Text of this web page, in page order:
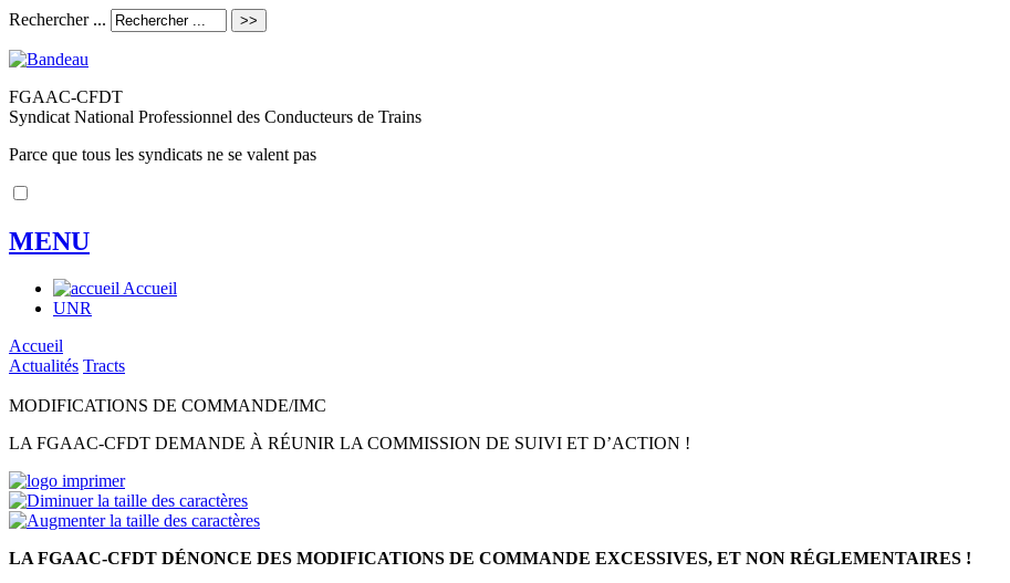
Rechercher ...
FGAAC-CFDT
Syndicat National Professionnel des Conducteurs de Trains
Parce que tous les syndicats ne se valent pas
MENU
Accueil
UNR
Accueil
Actualités Tracts
MODIFICATIONS DE COMMANDE/IMC
LA FGAAC-CFDT DEMANDE À RÉUNIR LA COMMISSION DE SUIVI ET D’ACTION !
LA FGAAC-CFDT DÉNONCE DES MODIFICATIONS DE COMMANDE EXCESSIVES, ET NON RÉGLEMENTAIRES !